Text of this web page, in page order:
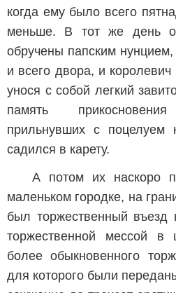
когда ему было всего
меньше. В тот же день
обручены папским нунцием,
и всего двора, и
унося с собой легкий
память
прильнувших с поцелуем
садился в карету.
А потом их наскоро
маленьком городке, на
был торжественный
торжественной мессой
более обыкновенного
для которого были